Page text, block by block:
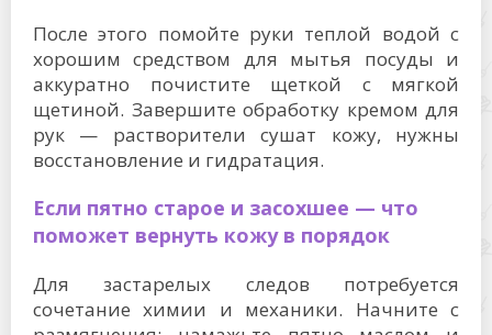
После этого помойте руки теплой водой с
хорошим средством для мытья посуды и
аккуратно почистите щеткой с мягкой
щетиной. Завершите обработку кремом для
рук — растворители сушат кожу, нужны
восстановление и гидратация.
Если пятно старое и засохшее — что
поможет вернуть кожу в порядок
Для застарелых следов потребуется
сочетание химии и механики. Начните с